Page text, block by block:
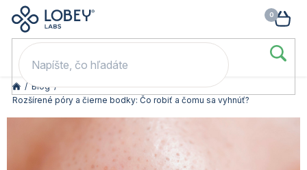
Prejsť
obsah
kódom LOB20 (nad 80 eur). 👉
/ Blog /
Rozšírené póry a čierne bodky: Čo robiť a čomu sa vyhnúť?